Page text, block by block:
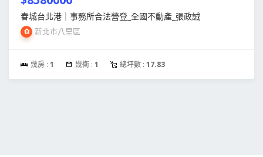
春城台北港｜事務所合法營登_全國不動產_張政誠
新北市八里區
幾房 : 1 幾衛 : 1 總坪數 : 17.83